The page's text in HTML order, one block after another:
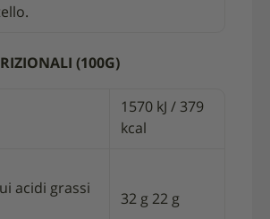
(100G)
1570 kJ / 379
kcal
acidi grassi
32 g 22 g